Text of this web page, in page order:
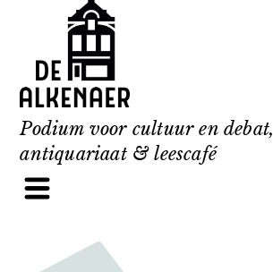
content
Podium voor cultuur en debat,
antiquariaat & leescafé